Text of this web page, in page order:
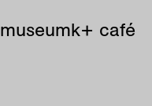
museumk+ café